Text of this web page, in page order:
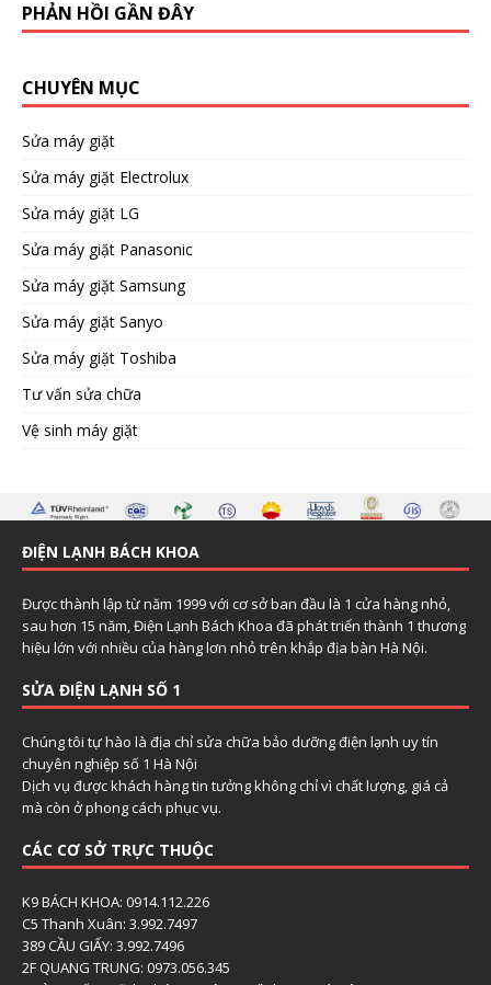
PHẢN HỒI GẦN ĐÂY
CHUYÊN MỤC
Sửa máy giặt
Sửa máy giặt Electrolux
Sửa máy giặt LG
Sửa máy giặt Panasonic
Sửa máy giặt Samsung
Sửa máy giặt Sanyo
Sửa máy giặt Toshiba
Tư vấn sửa chữa
Vệ sinh máy giặt
ĐIỆN LẠNH BÁCH KHOA
Được thành lập từ năm 1999 với cơ sở ban đầu là 1 cửa hàng nhỏ,
sau hơn 15 năm, Điện Lạnh Bách Khoa đã phát triển thành 1 thương
hiệu lớn với nhiều của hàng lơn nhỏ trên khắp địa bàn Hà Nội.
SỬA ĐIỆN LẠNH SỐ 1
Chúng tôi tự hào là địa chỉ sửa chữa bảo dưỡng điện lạnh uy tín
chuyên nghiệp số 1 Hà Nội
Dịch vụ được khách hàng tin tưởng không chỉ vì chất lượng, giá cả
mà còn ở phong cách phục vụ.
CÁC CƠ SỞ TRỰC THUỘC
K9 BÁCH KHOA: 0914.112.226
C5 Thanh Xuân: 3.992.7497
389 CẦU GIẤY: 3.992.7496
2F QUANG TRUNG: 0973.056.345